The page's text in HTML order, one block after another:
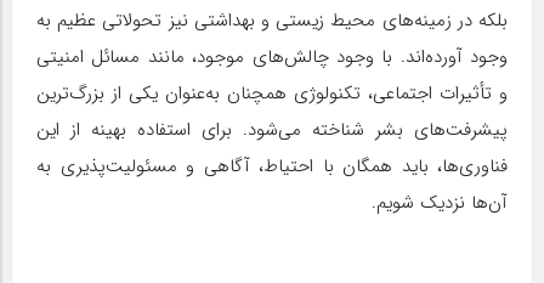
بلکه در زمینه‌های محیط زیستی و بهداشتی نیز تحولاتی عظیم به
وجود آورده‌اند. با وجود چالش‌های موجود، مانند مسائل امنیتی
و تأثیرات اجتماعی، تکنولوژی همچنان به‌عنوان یکی از بزرگ‌ترین
پیشرفت‌های بشر شناخته می‌شود. برای استفاده بهینه از این
فناوری‌ها، باید همگان با احتیاط، آگاهی و مسئولیت‌پذیری به
آن‌ها نزدیک شویم.